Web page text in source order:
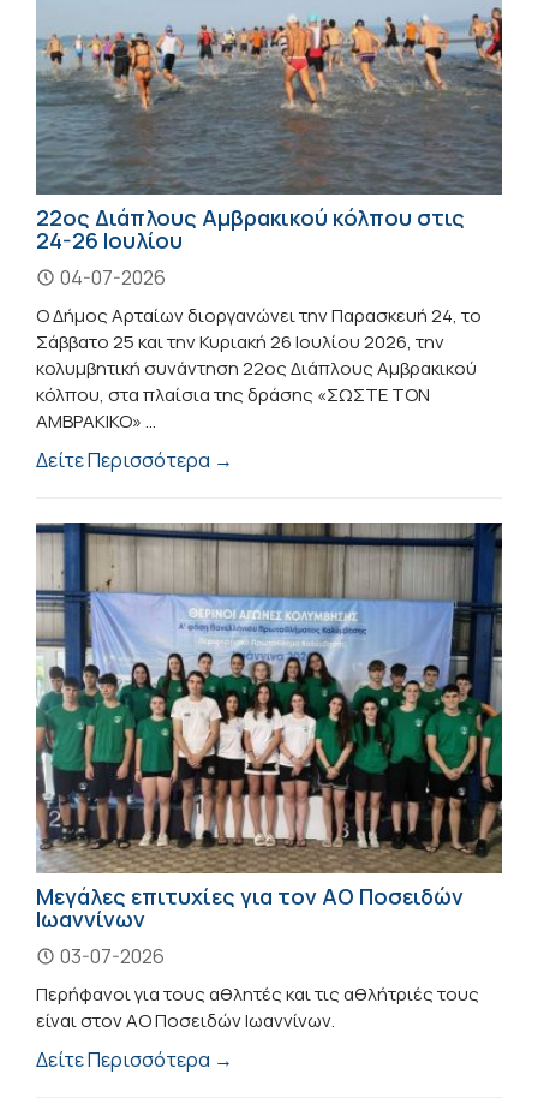
22ος Διάπλους Αμβρακικού κόλπου στις
24-26 Ιουλίου
04-07-2026
Ο Δήμος Αρταίων διοργανώνει την Παρασκευή 24, το
Σάββατο 25 και την Κυριακή 26 Ιουλίου 2026, την
κολυμβητική συνάντηση 22ος Διάπλους Αμβρακικού
κόλπου, στα πλαίσια της δράσης «ΣΩΣΤΕ ΤΟΝ
ΑΜΒΡΑΚΙΚΟ» ...
Δείτε Περισσότερα →
Μεγάλες επιτυχίες για τον ΑΟ Ποσειδών
Ιωαννίνων
03-07-2026
Περήφανοι για τους αθλητές και τις αθλήτριές τους
είναι στον ΑΟ Ποσειδών Ιωαννίνων.
Δείτε Περισσότερα →